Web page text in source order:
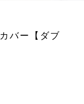
バー【ダブ